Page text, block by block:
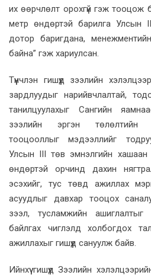
их өөрчлөлт орохгүй гэж тооцож
метр өндөртэй барилга Улсын
дотор баригдана,
байна” гэж хариулсан.
Түүнчлэн гишүүд зээлийн
зардлуудыг нарийвчлалтай,
танилцуулахыг Сангийн
зээлийн эргэн төлөлтийн
тооцооллыг мэдээллийг
Улсын III төв эмнэлгийн хашаан
өндөртэй орчинд дахин
эсэхийг, тус төвд ажиллах
асуудлыг давхар тооцох
зээл, тусламжийн ашиглалтыг
байлгах чиглэлд холбогдох
ажиллахыг гишүүд сануулж байв.
Ийнхүү гишүүд Зээлийн